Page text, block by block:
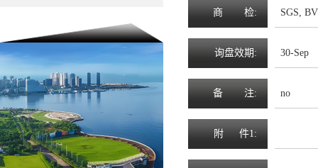
商 检: SGS,
询盘效期 : 30-Sep
备 注: no
附 件1: